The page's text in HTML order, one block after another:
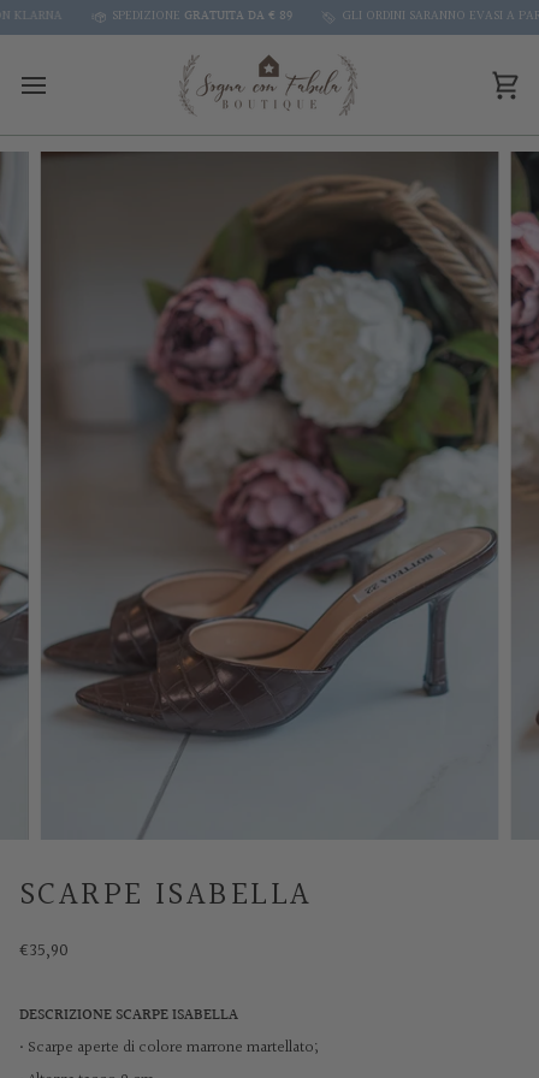
Skip
to
SPEDIZIONE GRATUITA DA € 89 GLI ORDINI SARANNO EVASI A
SCARPE ISABELLA
€35,90
DESCRIZIONE SCARPE ISABELLA
• Scarpe aperte di colore marrone martellato;